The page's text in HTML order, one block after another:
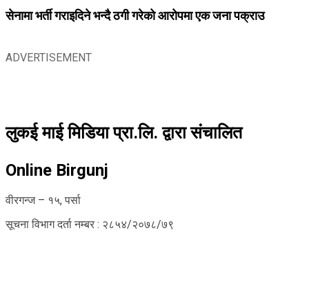
सेनामा भर्ती गराइदिने भन्दै ठगी गरेको आरोपमा एक जना पक्राउ
ADVERTISEMENT
लुकई माई मिडिया प्रा.लि. द्वारा संचालित
Online Birgunj
वीरगन्ज – १५, पर्सा
सूचना विभाग दर्ता नम्बर : २८५४/२०७८/७९